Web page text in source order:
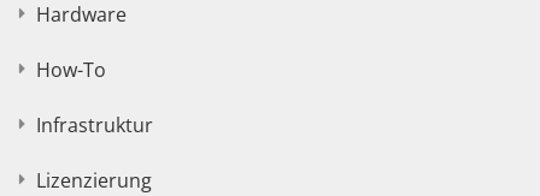
Hardware
How-To
Infrastruktur
Lizenzierung